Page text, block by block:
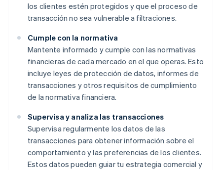
los clientes estén protegidos y que el proceso de
transacción no sea vulnerable a filtraciones.
Cumple con la normativa
Mantente informado y cumple con las normativas
financieras de cada mercado en el que operas. Esto
incluye leyes de protección de datos, informes de
transacciones y otros requisitos de cumplimiento
de la normativa financiera.
Supervisa y analiza las transacciones
Supervisa regularmente los datos de las
transacciones para obtener información sobre el
comportamiento y las preferencias de los clientes.
Estos datos pueden guiar tu estrategia comercial y